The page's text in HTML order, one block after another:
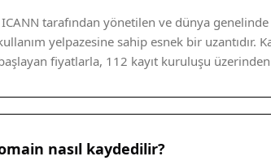
tarafından yönetilen ve dünya
yelpazesine sahip esnek bir uzantıdır.
fiyatlarla, 112 kayıt kuruluşu
nasıl kaydedilir?